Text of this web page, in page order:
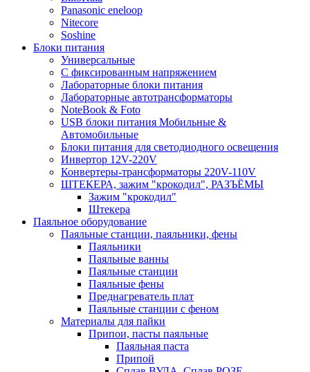
Panasonic eneloop
Nitecore
Soshine
Блоки питания
Универсальные
C фиксированным напряжением
Лабораторные блоки питания
Лабораторные автотрансформаторы
NoteBook & Foto
USB блоки питания Мобильные &
Автомобильные
Блоки питания для светодиодного освещения
Инвертор 12V-220V
Конвертеры-трансформаторы 220V-110V
ШТЕКЕРА, зажим "крокодил", РАЗЪЁМЫ
Зажим "крокодил"
Штекера
Паяльное оборудование
Паяльные станции, паяльники, фены
Паяльники
Паяльные ванны
Паяльные станции
Паяльные фены
Преднагреватель плат
Паяльные станции с феном
Материалы для пайки
Припои, пасты паяльные
Паяльная паста
Припой